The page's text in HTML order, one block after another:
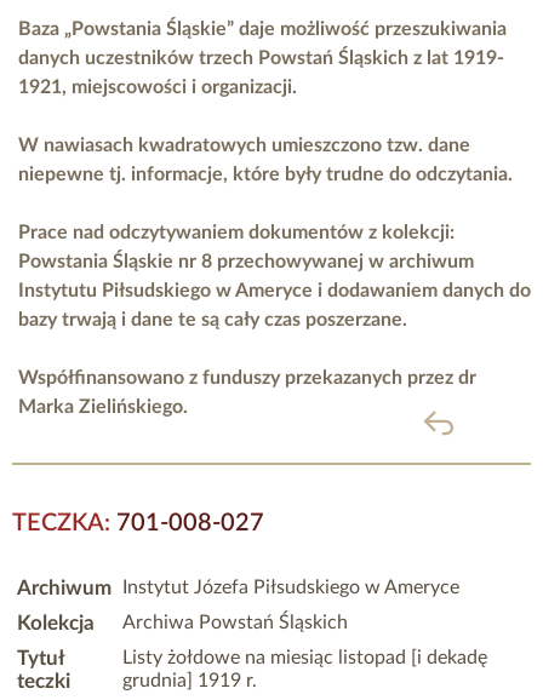
Baza „Powstania Śląskie” daje możliwość przeszukiwania
danych uczestników trzech Powstań Śląskich z lat 1919-
1921, miejscowości i organizacji.
W nawiasach kwadratowych umieszczono tzw. dane
niepewne tj. informacje, które były trudne do odczytania.
Prace nad odczytywaniem dokumentów z kolekcji:
Powstania Śląskie nr 8 przechowywanej w archiwum
Instytutu Piłsudskiego w Ameryce i dodawaniem danych do
bazy trwają i dane te są cały czas poszerzane.
Współfinansowano z funduszy przekazanych przez dr
Marka Zielińskiego.
powrót
TECZKA: 701-008-027
Archiwum Instytut Józefa Piłsudskiego w Ameryce
Kolekcja Archiwa Powstań Śląskich
Tytuł
teczki
Listy żołdowe na miesiąc listopad [i dekadę
grudnia] 1919 r.